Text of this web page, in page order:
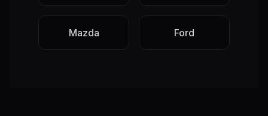
Mazda Ford